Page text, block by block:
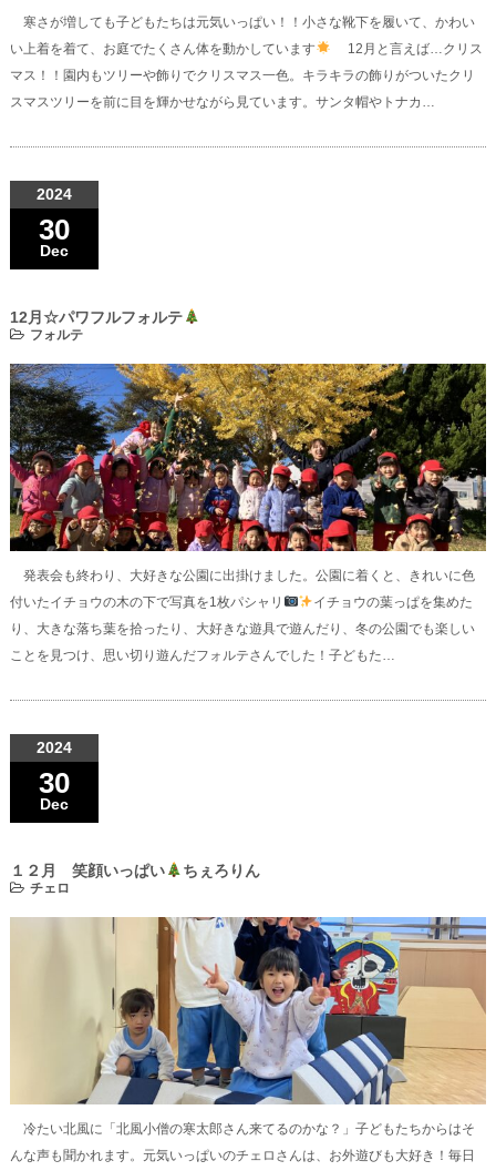
寒さが増しても子どもたちは元気いっぱい！！小さな靴下を履いて、かわい
い上着を着て、お庭でたくさん体を動かしています
12月と言えば…クリス
マス！！園内もツリーや飾りでクリスマス一色。キラキラの飾りがついたクリ
スマスツリーを前に目を輝かせながら見ています。サンタ帽やトナカ…
2024
30
Dec
12月☆パワフルフォルテ
フォルテ
発表会も終わり、大好きな公園に出掛けました。公園に着くと、きれいに色
付いたイチョウの木の下で写真を1枚パシャリ
イチョウの葉っぱを集めた
り、大きな落ち葉を拾ったり、大好きな遊具で遊んだり、冬の公園でも楽しい
ことを見つけ、思い切り遊んだフォルテさんでした！子どもた…
2024
30
Dec
１２月 笑顔いっぱい ちぇろりん
チェロ
冷たい北風に「北風小僧の寒太郎さん来てるのかな？」子どもたちからはそ
んな声も聞かれます。元気いっぱいのチェロさんは、お外遊びも大好き！毎日